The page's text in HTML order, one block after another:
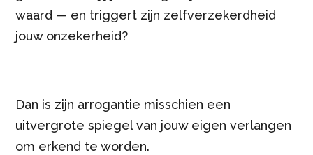
waard — en triggert zijn zelfverzekerdheid
jouw onzekerheid?
Dan is zijn arrogantie misschien een
uitvergrote spiegel van jouw eigen verlangen
om erkend te worden.